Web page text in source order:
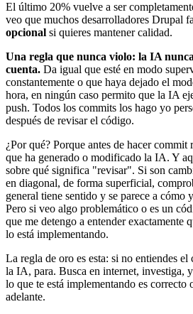
El último 20% vuelve a ser
veo que muchos desarrolladores Drupal
opcional si quieres mantener calidad.
Una regla que nunca violo: la IA
cuenta. Da igual que esté en modo
constantemente o que haya dejado el
hora, en ningún caso permito que la IA
push. Todos los commits los hago yo
después de revisar el código.
¿Por qué? Porque antes de hacer
que ha generado o modificado la IA. Y
sobre qué significa "revisar". Si son
en diagonal, de forma superficial,
general tiene sentido y se parece a cómo
Pero si veo algo problemático o es un
que me detengo a entender exactamente
lo está implementando.
La regla de oro es esta: si no entiendes
la IA, para. Busca en internet, investiga,
lo que te está implementando es correcto
adelante.